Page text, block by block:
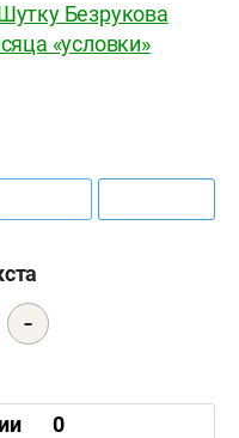
Безрукова
«условки»
-
0